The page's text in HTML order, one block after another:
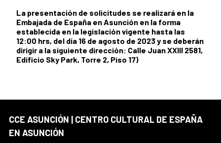
La presentación de solicitudes se realizará en la
Embajada de España en Asunción en la forma
establecida en la legislación vigente hasta las
12:00 hrs, del día 16 de agosto de 2023 y se deberán
dirigir a la siguiente dirección: Calle Juan XXIII 2581,
Edificio Sky Park, Torre 2, Piso 17)
CCE ASUNCIÓN | CENTRO CULTURAL DE ESPAÑA
EN ASUNCIÓN